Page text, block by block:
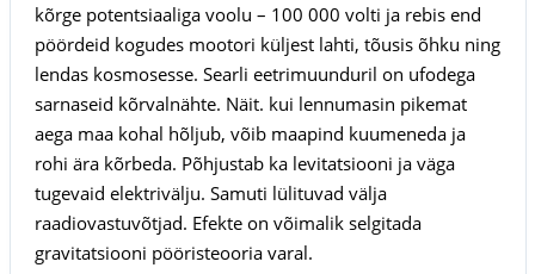
kõrge potentsiaaliga voolu – 100 000 volti ja rebis end
pöördeid kogudes mootori küljest lahti, tõusis õhku ning
lendas kosmosesse. Searli eetrimuunduril on ufodega
sarnaseid kõrvalnähte. Näit. kui lennumasin pikemat
aega maa kohal hõljub, võib maapind kuumeneda ja
rohi ära kõrbeda. Põhjustab ka levitatsiooni ja väga
tugevaid elektrivälju. Samuti lülituvad välja
raadiovastuvõtjad. Efekte on võimalik selgitada
gravitatsiooni pööristeooria varal.